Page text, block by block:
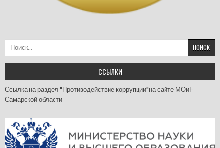
Найти:
ССЫЛКИ
Ссылка на раздел "Противодействие коррупции"на сайте МОиН
Самарской области